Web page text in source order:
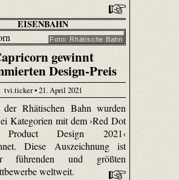
EISENBAHN
Foto: Rhätische Bahn
gewinnt
Design-Preis
tvi.ticker • 21. April 2021
der Rhätischen Bahn wurden
Kategorien mit dem ›Red Dot
Design 2021‹
Diese Auszeichnung ist
führenden und größten
weltweit.